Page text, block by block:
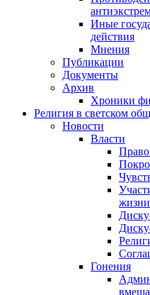
Иные
действия
Мнения
Публикации
Документы
Архив
Хроники
Религия в светском
Новости
Власти
жизни
Гонения